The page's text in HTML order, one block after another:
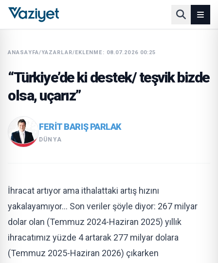
ANASAYFA/YAZARLAR/EKLENME: 08.07.2026 00:25
“Türkiye’de ki destek/ teşvik bizde
olsa, uçarız”
FERIT BARIŞ PARLAK
DÜNYA
İhracat artıyor ama ithalattaki artış hızını
yakalayamıyor… Son veriler şöyle diyor: 267 milyar
dolar olan (Temmuz 2024-Ha­ziran 2025) yıllık
ihracatımız yüzde 4 artarak 277 milyar dolara
(Temmuz 2025-Haziran 2026) çıkarken